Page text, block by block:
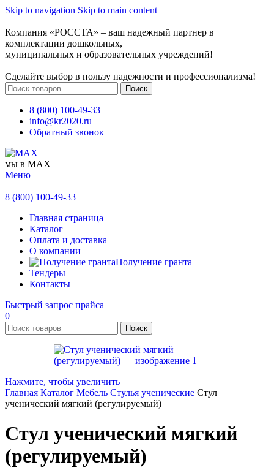
Skip to navigation Skip to main content
Компания «РОССТА» – ваш надежный партнер в
комплектации дошкольных,
муниципальных и образовательных учреждений!
Сделайте выбор в пользу надежности и профессионализма!
Поиск
8 (800) 100-49-33
info@kr2020.ru
Обратный звонок
мы в MAX
Меню
8 (800) 100-49-33
Главная страница
Каталог
Оплата и доставка
О компании
Получение гранта
Тендеры
Контакты
Быстрый запрос прайса
0
Поиск
Нажмите, чтобы увеличить
Главная Каталог Мебель Стулья ученические Стул
ученический мягкий (регулируемый)
Стул ученический мягкий
(регулируемый)